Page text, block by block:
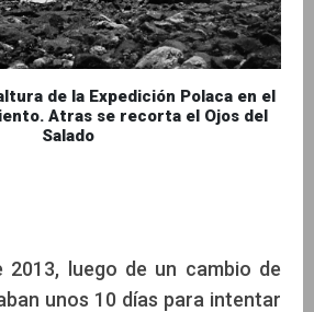
de la Expedición Polaca en el
Atras se recorta el Ojos del
Salado
2013, luego de un cambio de
unos 10 días para intentar